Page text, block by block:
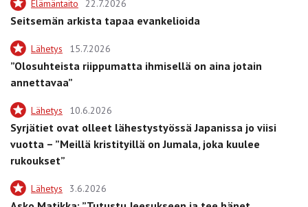
Elämäntaito 22.7.2026
Seitsemän arkista tapaa evankelioida
Lähetys 15.7.2026
”Olosuhteista riippumatta ihmisellä on aina jotain
annettavaa”
Lähetys 10.6.2026
Syrjätiet ovat olleet lähestystyössä Japanissa jo viisi
vuotta – ”Meillä kristityillä on Jumala, joka kuulee
rukoukset”
Lähetys 3.6.2026